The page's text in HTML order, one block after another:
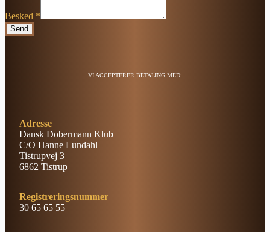
Besked *
Send
VI ACCEPTERER BETALING MED:
Adresse
Dansk Dobermann Klub
C/O Hanne Lundahl
Tistrupvej 3
6862 Tistrup
Registreringsnummer
30 65 65 55